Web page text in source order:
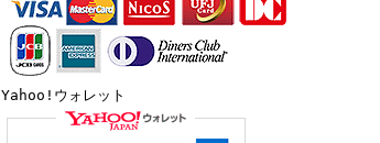
Yahoo!ウォレット